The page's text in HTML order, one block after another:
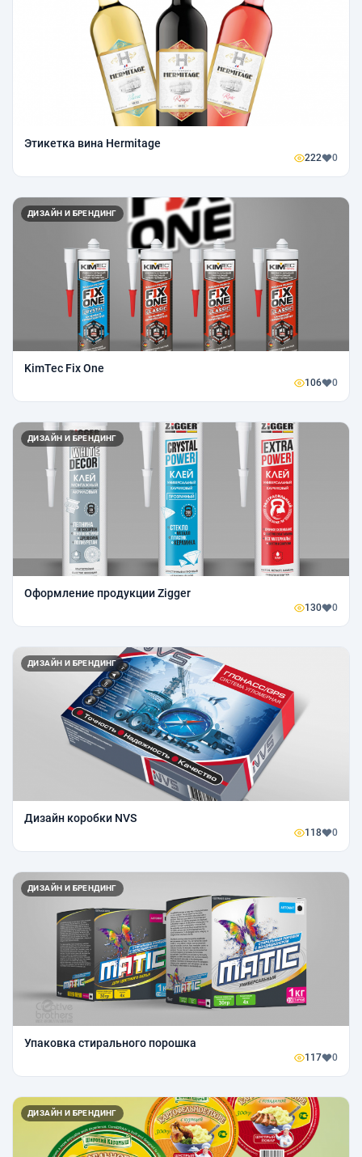
Этикетка вина Hermitage
222 0
ДИЗАЙН И БРЕНДИНГ
KimTec Fix One
106 0
ДИЗАЙН И БРЕНДИНГ
Оформление продукции Zigger
130 0
ДИЗАЙН И БРЕНДИНГ
Дизайн коробки NVS
118 0
ДИЗАЙН И БРЕНДИНГ
Упаковка стирального порошка
117 0
ДИЗАЙН И БРЕНДИНГ